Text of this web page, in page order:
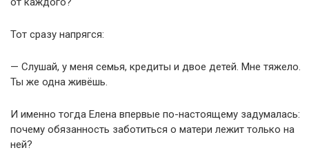
Тот сразу напрягся:
— Слушай, у меня семья, кредиты и двое детей. Мне тяжело.
Ты же одна живёшь.
И именно тогда Елена впервые по-настоящему задумалась:
почему обязанность заботиться о матери лежит только на
ней?